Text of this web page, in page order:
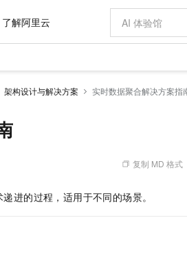
了解阿里云
架构设计与解决方案 实时数据聚合解决方案指
复制 MD 格式
进的过程，适用于不同的场景。
大模型
模型，长程编程与推理利器
的域名与建站服务
台 PAI 大模型
、训练和推理服务
Qoder
面向真实软件
V4-Pro
DeepSeek-V4-Pro
部署专属 QwenPaw
从聊天伙伴进化为能主动干活的本地数字员工
+ GStack 打造工程团队
一键购买专属
高效搭建 AI
权益
免费 tokens，加速 Al 应用落地
创新助力计划
补贴，加速一人公司成长
模型订阅计划 NEW
首发尝鲜，限时加量 10 倍，夜间低至2折
时限量积分加倍
AI 场景体
从图文生成到
AI 广告创作
图文、视频一
器
估算价格
，释放技术红利
配置报价
别
基础软件
JAVA
伴
认证中心
伴
工作台
产品伙伴
云网络合作计
务
务
台
阿里云认
信息公告
旅
市场活动